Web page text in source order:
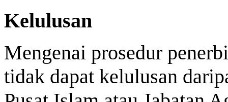
Kelulusan
Mengenai prosedur
tidak dapat kelulusan